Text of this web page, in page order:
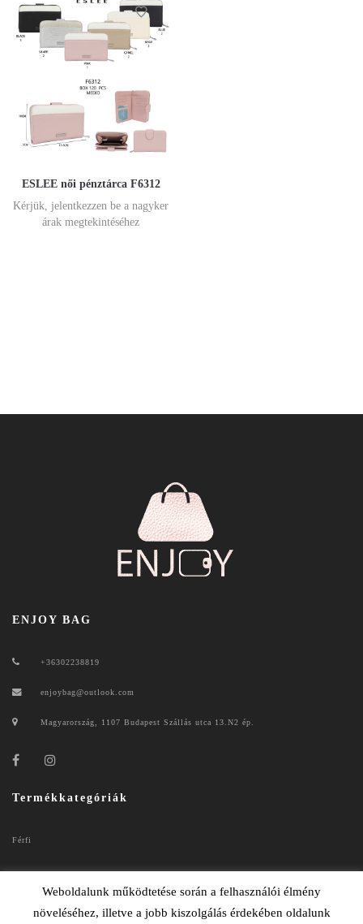
ESLEE női pénztárca F6312
Kérjük, jelentkezzen be a nagyker
árak megtekintéséhez
ENJOY BAG
+36302238819
enjoybag@outlook.com
Magyarország, 1107 Budapest Szállás utca 13.N2 ép.
Termékkategóriák
Férfi
Weboldalunk működtetése során a felhasználói élmény
növeléséhez, illetve a jobb kiszolgálás érdekében oldalunk